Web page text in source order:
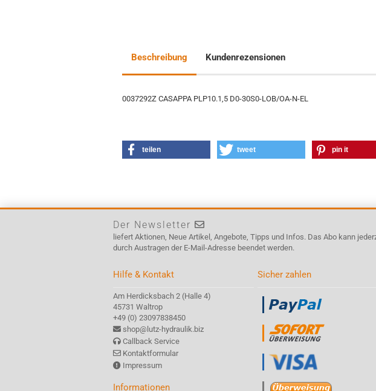
Beschreibung Kundenrezensionen
0037292Z CASAPPA PLP10.1,5 D0-30S0-LOB/OA-N-EL
teilen tweet pin it
Der Newsletter
liefert Aktionen, Neue Artikel, Angebote, Tipps und Infos. Das Abo kann
durch Austragen der E-Mail-Adresse beendet werden.
Hilfe & Kontakt
Am Herdicksbach 2 (Halle 4)
45731 Waltrop
+49 (0) 23097838450
shop@lutz-hydraulik.biz
Callback Service
Kontaktformular
Impressum
Informationen
Sicher zahlen